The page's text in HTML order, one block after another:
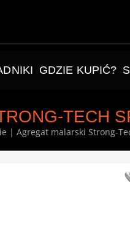
GDZIE KUPIĆ?
TECH
| Agregat malarski Strong-